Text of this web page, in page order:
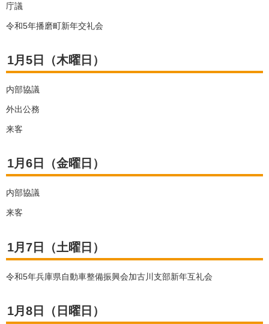
庁議
令和5年播磨町新年交礼会
1月5日（木曜日）
内部協議
外出公務
来客
1月6日（金曜日）
内部協議
来客
1月7日（土曜日）
令和5年兵庫県自動車整備振興会加古川支部新年互礼会
1月8日（日曜日）